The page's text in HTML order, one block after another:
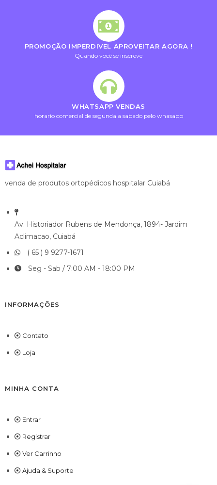
PROMOÇÃO IMPERDIVEL APROVEITAR AGORA !
Quando você se inscreve
WHATSAPP VENDAS
horario comercial de segunda a sabado pelo whasapp
venda de produtos ortopédicos hospitalar Cuiabá
Av. Historiador Rubens de Mendonça, 1894- Jardim
Aclimacao, Cuiabá
( 65 ) 9 9277-1671
Seg - Sab / 7:00 AM - 18:00 PM
INFORMAÇÕES
Contato
Loja
MINHA CONTA
Entrar
Registrar
Ver Carrinho
Ajuda & Suporte